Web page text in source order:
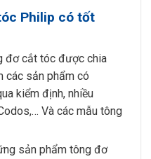
Philip có tốt
đơ cắt tóc được chia
các sản phẩm có
kiểm định, nhiều
Và các mẫu tông
sản phẩm tông đơ